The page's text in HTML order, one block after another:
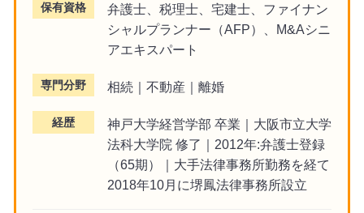
保有資格
弁護士、税理士、宅建士、ファイナン
シャルプランナー（AFP）、M&Aシニ
アエキスパート
専門分野 相続｜不動産｜離婚
経歴
神戸大学経営学部 卒業｜大阪市立大学
法科大学院 修了｜2012年:弁護士登録
（65期）｜大手法律事務所勤務を経て
2018年10月に堺鳳法律事務所設立